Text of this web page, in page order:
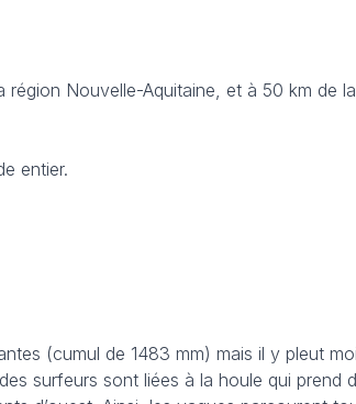
Nouvelle-Aquitaine, et à 50 km de
entier.
(cumul de 1483 mm) mais il y pleut
surfeurs sont liées à la houle qui prend